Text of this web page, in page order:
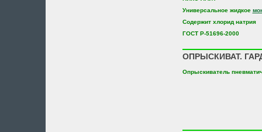
Универсальное жидкое
Содержит хлорид натрия
ГОСТ Р-51696-2000
ОПРЫСКИВАТ.
Опрыскиватель